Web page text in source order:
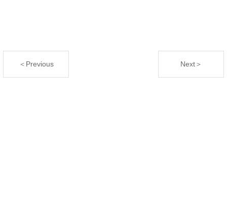
＜Previous Next＞